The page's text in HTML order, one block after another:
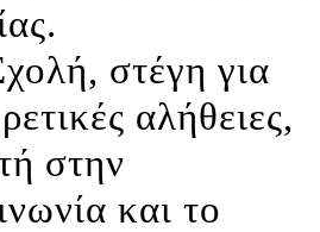
στέγη για
αλήθειες,
στην
και το